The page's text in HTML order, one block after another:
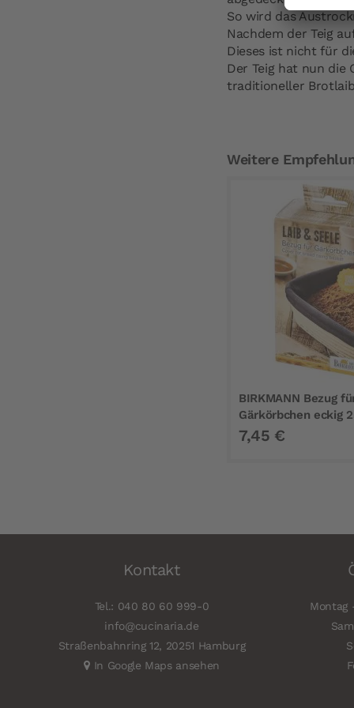
So wird das
Nachdem der Teig
Dieses ist nicht für
Der Teig hat nun
traditioneller
Weitere
BIRKMANN Bezug
Gärkörbchen eckig
7,45 €
Kontakt
Tel.: 040 80 60 999-0
info@cucinaria.de
Straßenbahnring 12, 20251 Hamburg
In Google Maps ansehen
Montag